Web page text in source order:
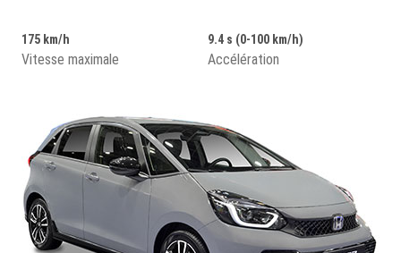
175 km/h
Vitesse maximale
9.4 s (0-100 km/h)
Accélération